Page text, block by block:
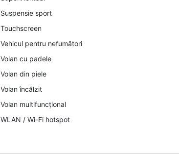
Suspensie sport
Touchscreen
Vehicul pentru nefumători
Volan cu padele
Volan din piele
Volan încălzit
Volan multifuncțional
WLAN / Wi-Fi hotspot